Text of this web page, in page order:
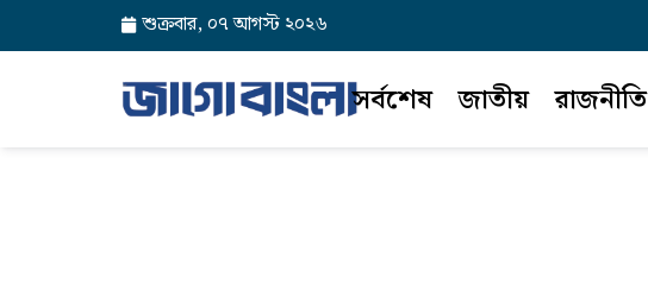
শুক্রবার, ০৭ আগস্ট ২০২৬
সর্বশেষ জাতীয় রাজনীতি